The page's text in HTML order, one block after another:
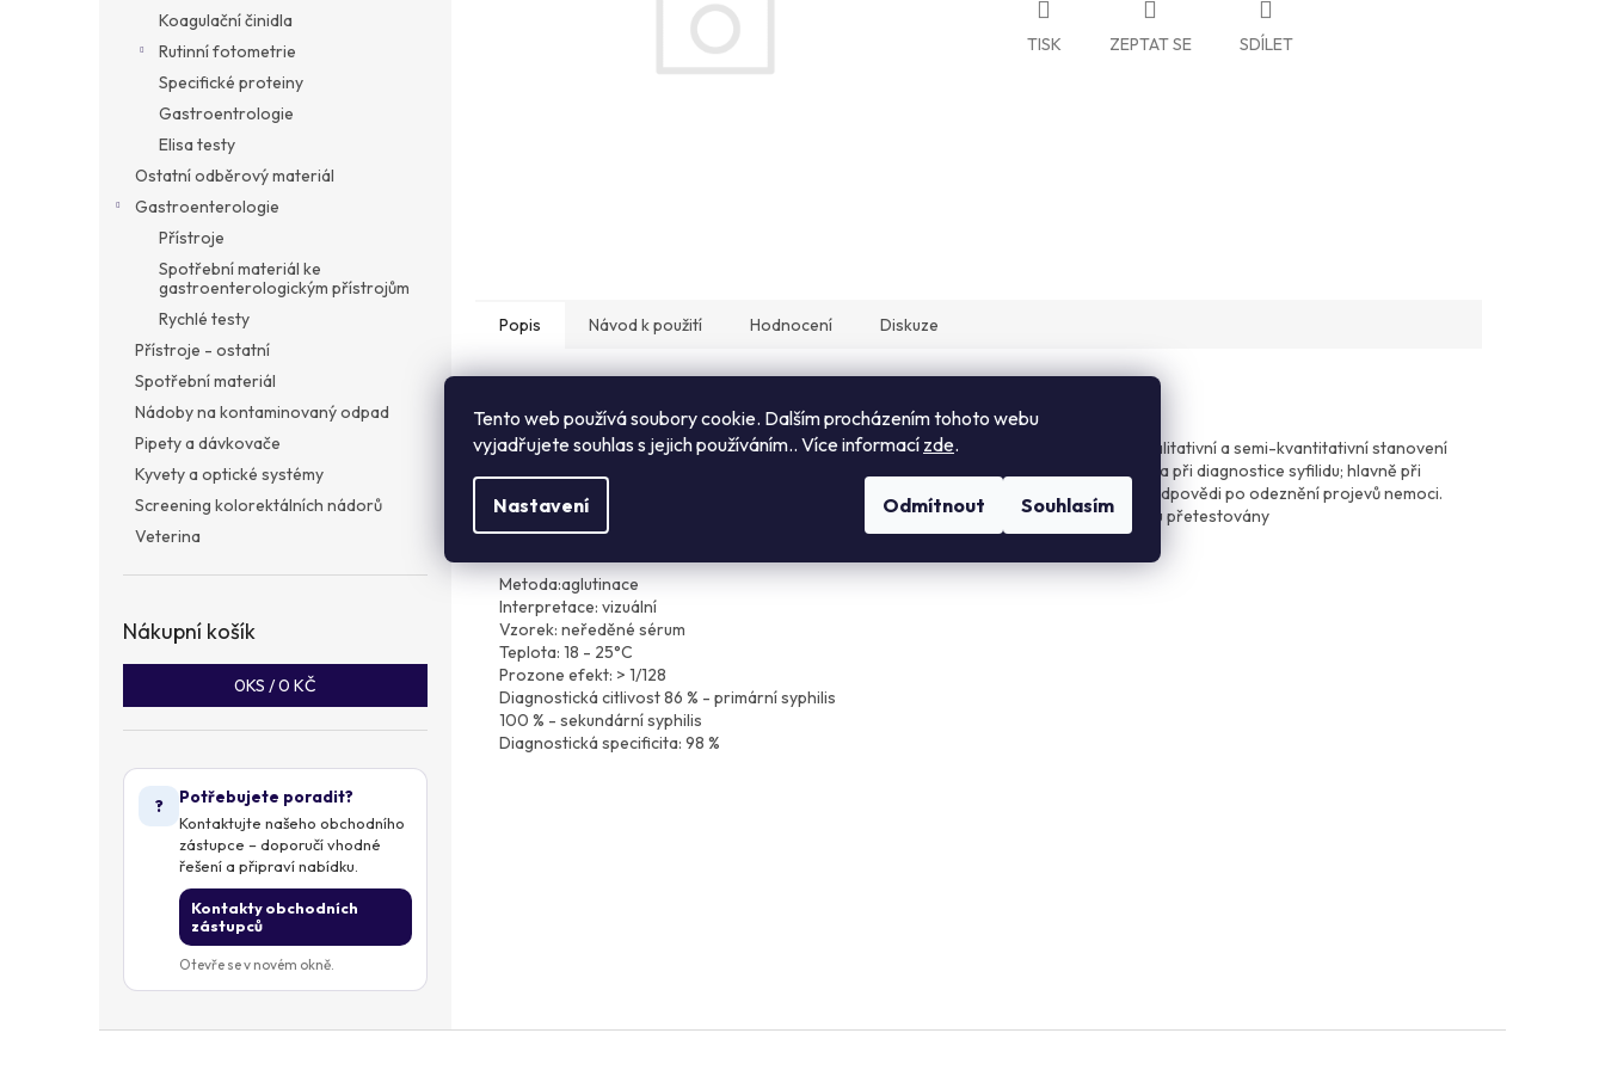
Tento web používá soubory cookie. Dalším procházením tohoto webu
vyjadřujete souhlas s jejich používáním.. Více informací zde.
Nastavení Odmítnout Souhlasím
Koagulační činidla
Rutinní fotometrie
Specifické proteiny
Gastroentrologie
Elisa testy
Ostatní odběrový materiál
Gastroenterologie
Přístroje
Spotřební materiál ke
gastroenterologickým přístrojům
Rychlé testy
Přístroje - ostatní
Spotřební materiál
Nádoby na kontaminovaný odpad
Pipety a dávkovače
Kyvety a optické systémy
Screening kolorektálních nádorů
Veterina
Nákupní košík
0KS /0 KČ
? Potřebujete poradit?
Kontaktujte našeho obchodního
zástupce – doporučí vhodné
řešení a připraví nabídku.
Kontakty obchodních
zástupců
Otevře se v novém okně.
TISK ZEPTAT SE SDÍLET
Popis Návod k použití Hodnocení Diskuze
Detailní popis produktu
Syfilis RPR od společnosti DIALAB je ne-treponemální destičkový aglutinační test pro kvalitativní a semi-kvantitativní stanovení
plasmatických reaginů ve vzorcích lidského séra nebo plazmy. Test je určen jako pomůcka při diagnostice syfilidu; hlavně při
měření poklesu testovaných titrů, Syfilis RPR je užitečný pro monitorování terapeutické odpovědi po odeznění projevů nemoci.
Test není specifický pro syfilis a všechny reaktivní vzorky musí být pro potvrzení výsledku přetestovány
treponemálními testy.
Metoda:aglutinace
Interpretace: vizuální
Vzorek: neředěné sérum
Teplota: 18 - 25°C
Prozone efekt: > 1/128
Diagnostická citlivost 86 % - primární syphilis
100 % - sekundární syphilis
Diagnostická specificita: 98 %